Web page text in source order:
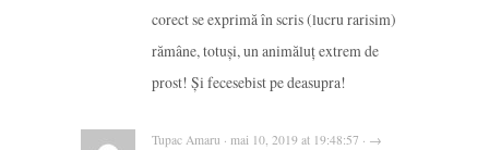
corect se exprimă în scris (lucru rarisim)
rămâne, totuși, un animăluț extrem de
prost! Și fecesebist pe deasupra!
Tupac Amaru · mai 10, 2019 at 19:48:57 · →